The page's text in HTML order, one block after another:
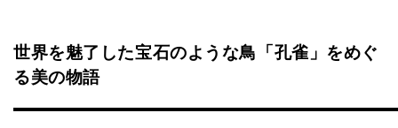
世界を魅了した宝石のような鳥「孔雀」をめぐ
る美の物語